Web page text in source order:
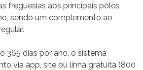
freguesias aos principais pólos
sendo um complemento ao
365 dias por ano, o sistema
via app, site ou linha gratuita (800